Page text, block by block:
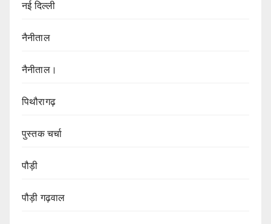
नई दिल्ली
नैनीताल
नैनीताल।
पिथौरागढ़
पुस्तक चर्चा
पौड़ी
पौड़ी गढ़वाल